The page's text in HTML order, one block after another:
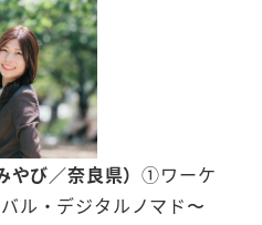
やび／奈良県）①ワーケ
ル・デジタルノマド〜